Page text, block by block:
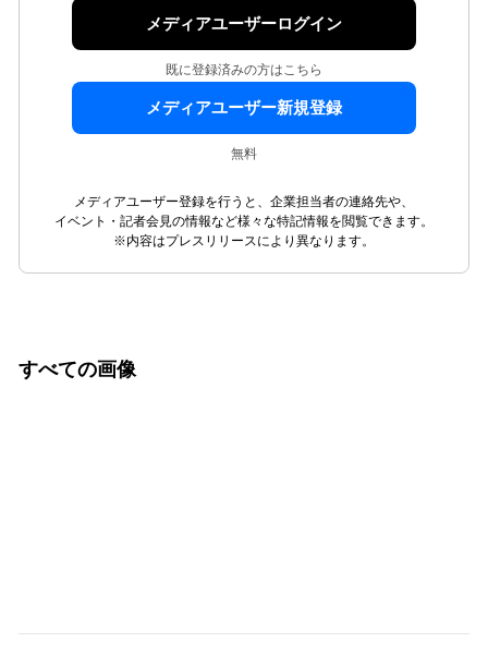
メディアユーザーログイン
既に登録済みの方はこちら
メディアユーザー新規登録
無料
メディアユーザー登録を行うと、企業担当者の連絡先や、
イベント・記者会見の情報など様々な特記情報を閲覧できます。
※内容はプレスリリースにより異なります。
すべての画像